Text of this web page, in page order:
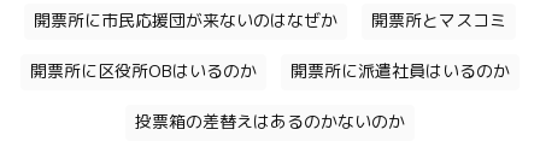
開票所に市民応援団が来ないのはなぜか 開票所とマスコミ
開票所に区役所OBはいるのか 開票所に派遣社員はいるのか
投票箱の差替えはあるのかないのか